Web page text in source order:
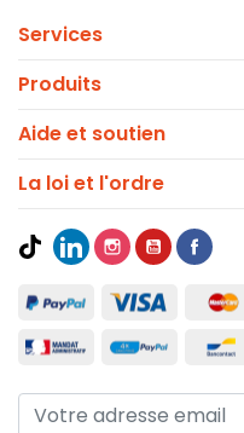
Services
Produits
Aide et soutien
La loi et l'ordre